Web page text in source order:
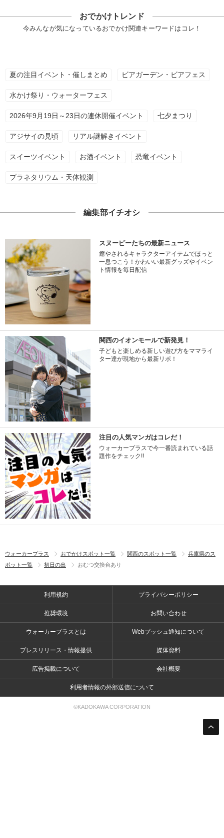
おでかけトレンド
今みんなが気になっているおでかけ関連キーワードはコレ！
夏の注目イベント・催しまとめ ビアガーデン・ビアフェス
水かけ祭り・ウォーターフェス
2026年9月19日～23日の連休開催イベント 七夕まつり
アジサイの見頃 リアル謎解きイベント
スイーツイベント お酒イベント 恐竜イベント
プラネタリウム・天体観測
編集部イチオシ
スヌーピーたちの最新ニュース
癒やされるキャラクターアイテムでほっと
一息つこう！かわいい最新グッズやイベン
ト情報を毎日配信
関西のイオンモールで新発見！
子どもと楽しめる新しい遊び方をママライ
ター達が現地から最新リポ！
注目の人気マンガはコレだ！
ウォーカープラスで今一番読まれている話
題作をチェック!!
ウォーカープラス おでかけスポット一覧 関西のスポット一覧
兵庫県のス
ポット一覧
初日の出 おむつ交換台あり
利用規約 プライバシーポリシー
推奨環境 お問い合わせ
ウォーカープラスとは Webプッシュ通知について
プレスリリース・情報提供 媒体資料
広告掲載について 会社概要
利用者情報の外部送信について
©KADOKAWA CORPORATION